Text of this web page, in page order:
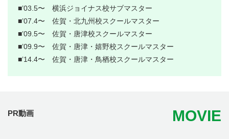
■’03.5〜 横浜ジョイナス校サブマスター
■’07.4〜 佐賀・北九州校スクールマスター
■’09.5〜 佐賀・唐津校スクールマスター
■’09.9〜 佐賀・唐津・嬉野校スクールマスター
■’14.4〜 佐賀・唐津・鳥栖校スクールマスター
PR動画 MOVIE